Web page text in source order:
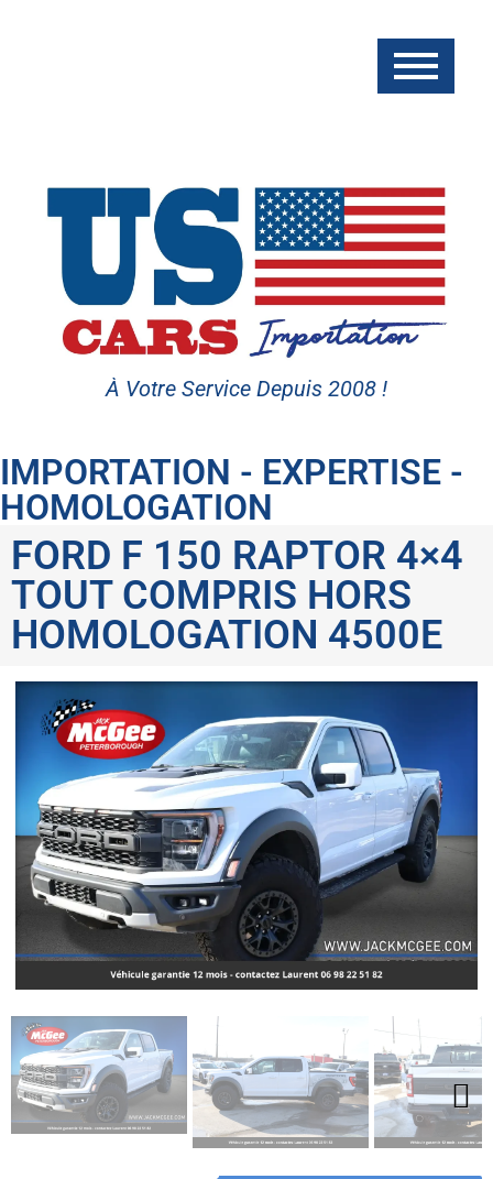
À Votre Service Depuis 2008 !
IMPORTATION - EXPERTISE -
HOMOLOGATION
FORD F 150 RAPTOR 4×4
TOUT COMPRIS HORS
HOMOLOGATION 4500E
Next